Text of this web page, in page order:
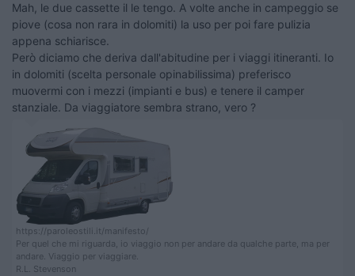
Mah, le due cassette il le tengo. A volte anche in campeggio se
piove (cosa non rara in dolomiti) la uso per poi fare pulizia
appena schiarisce.
Però diciamo che deriva dall'abitudine per i viaggi itineranti. Io
in dolomiti (scelta personale opinabilissima) preferisco
muovermi con i mezzi (impianti e bus) e tenere il camper
stanziale. Da viaggiatore sembra strano, vero ?
https://paroleostili.it/manifesto/
Per quel che mi riguarda, io viaggio non per andare da qualche parte, ma per
andare. Viaggio per viaggiare.
R.L. Stevenson